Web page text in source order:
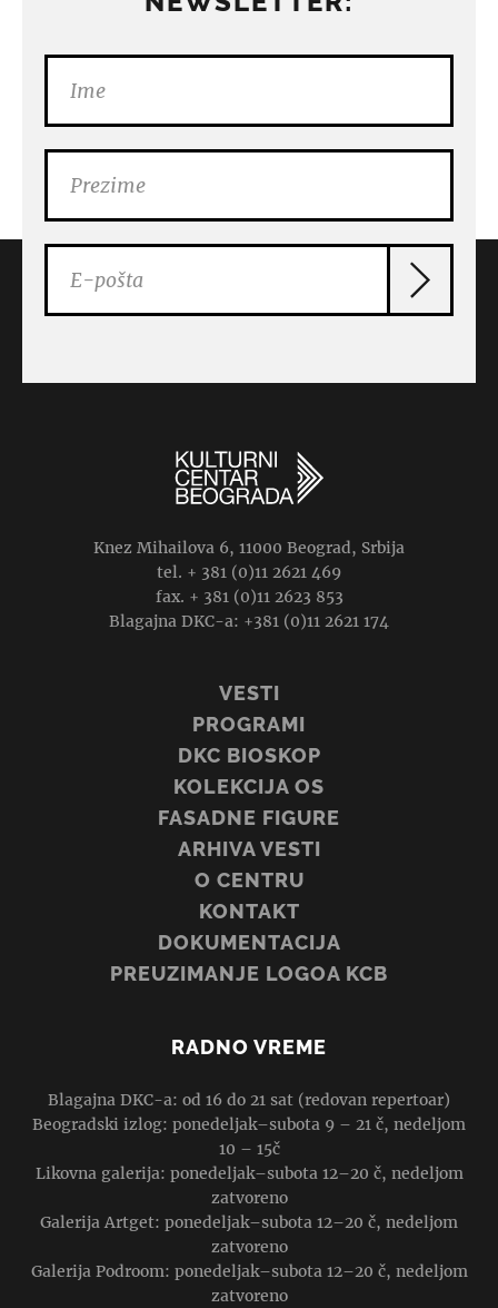
Knez Mihailova 6, 11000 Beograd, Srbija
tel. + 381 (0)11 2621 469
fax. + 381 (0)11 2623 853
Blagajna DKC-a: +381 (0)11 2621 174
VESTI
PROGRAMI
DKC BIOSKOP
KOLEKCIJA OS
FASADNE FIGURE
ARHIVA VESTI
O CENTRU
KONTAKT
DOKUMENTACIJA
PREUZIMANJE LOGOA KCB
RADNO VREME
Blagajna DKC-a: od 16 do 21 sat (redovan repertoar)
Beogradski izlog: ponedeljak–subota 9 – 21 č, nedeljom
10 – 15č
Likovna galerija: ponedeljak–subota 12–20 č, nedeljom
zatvoreno
Galerija Artget: ponedeljak–subota 12–20 č, nedeljom
zatvoreno
Galerija Podroom: ponedeljak–subota 12–20 č, nedeljom
zatvoreno